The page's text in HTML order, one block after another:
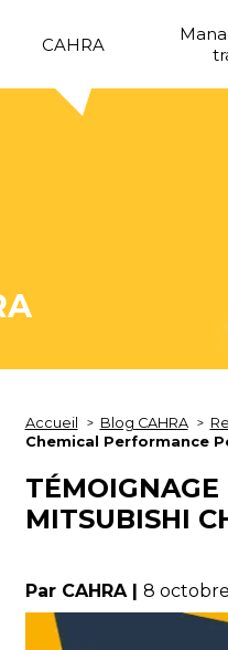
CAHRA
Accueil Blog CAHRA
Chemical Performance
MITSUBISHI
Par CAHRA | 8